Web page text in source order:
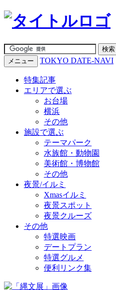
メニュー TOKYO DATE-NAVI
特集記事
エリアで選ぶ
お台場
横浜
その他
施設で選ぶ
テーマパーク
水族館・動物園
美術館・博物館
その他
夜景/イルミ
Xmasイルミ
夜景スポット
夜景クルーズ
その他
特選映画
デートプラン
特選グルメ
便利リンク集